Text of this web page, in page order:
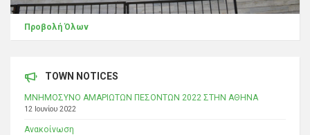
Προβολή Όλων
TOWN NOTICES
ΜΝΗΜΟΣΥΝΟ ΑΜΑΡΙΩΤΩΝ ΠΕΣΟΝΤΩΝ 2022 ΣΤΗΝ ΑΘΗΝΑ
12 Ιουνίου 2022
Ανακοίνωση